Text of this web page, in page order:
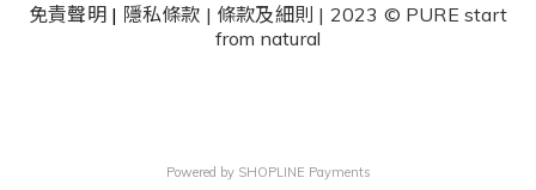
免責聲明 | 隱私條款 | 條款及細則 | 2023 © PURE start
from natural
Powered by SHOPLINE Payments